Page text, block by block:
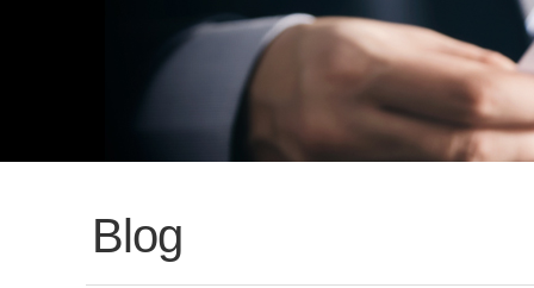
Blog